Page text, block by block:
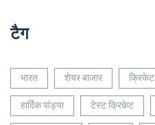
टैग
भारत शेयर बाजार क्रिकेट
हार्दिक पांड्या
टेस्ट क्रिकेट